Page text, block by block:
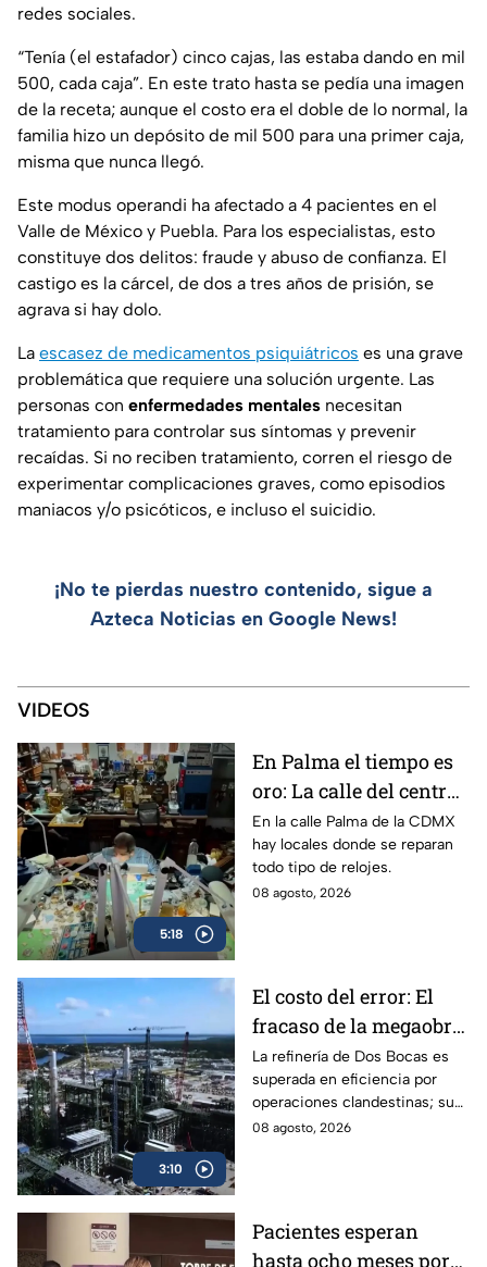
redes sociales.
“Tenía (el estafador) cinco cajas, las estaba dando en mil
500, cada caja”. En este trato hasta se pedía una imagen
de la receta; aunque el costo era el doble de lo normal, la
familia hizo un depósito de mil 500 para una primer caja,
misma que nunca llegó.
Este modus operandi ha afectado a 4 pacientes en el
Valle de México y Puebla. Para los especialistas, esto
constituye dos delitos: fraude y abuso de confianza. El
castigo es la cárcel, de dos a tres años de prisión, se
agrava si hay dolo.
La escasez de medicamentos psiquiátricos es una grave
problemática que requiere una solución urgente. Las
personas con enfermedades mentales necesitan
tratamiento para controlar sus síntomas y prevenir
recaídas. Si no reciben tratamiento, corren el riesgo de
experimentar complicaciones graves, como episodios
maniacos y/o psicóticos, e incluso el suicidio.
¡No te pierdas nuestro contenido, sigue a
Azteca Noticias en Google News!
VIDEOS
5:18
En Palma el tiempo es
oro: La calle del centro
de la CDMX donde se
reparan los relojes
En la calle Palma de la CDMX
hay locales donde se reparan
todo tipo de relojes.
08 agosto, 2026
3:10
El costo del error: El
fracaso de la megaobra
de Dos Bocas ante la
realidad operativa
La refinería de Dos Bocas es
superada en eficiencia por
operaciones clandestinas; su
alto costo y constantes fallas
08 agosto, 2026
Pacientes esperan
hasta ocho meses por